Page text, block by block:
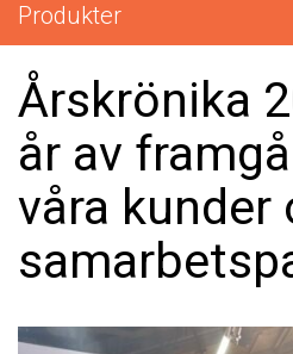
Produkter
Årskrönika
år av
våra kunder